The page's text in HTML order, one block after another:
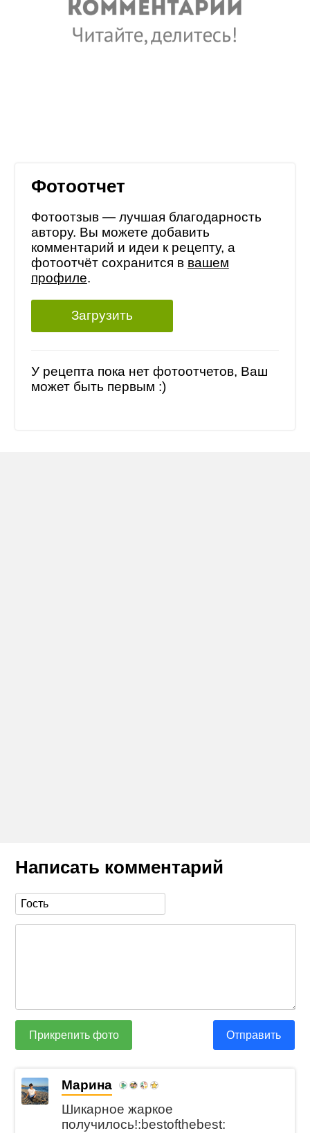
Фотоотчет
Фотоотзыв — лучшая благодарность
автору. Вы можете добавить
комментарий и идеи к рецепту, а
фотоотчёт сохранится в вашем
профиле.
Загрузить
У рецепта пока нет фотоотчетов, Ваш
может быть первым :)
Написать комментарий
Прикрепить фото Отправить
Марина
Шикарное жаркое
получилось!:bestofthebest: